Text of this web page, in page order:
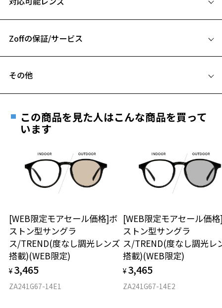
すべりにくいラバー素材はフィット感もアップ。
普段使いはもちろん、アウトドアシーンまで幅広くお使いいただけま
【使用上の注意】
■高温(60℃以上)環境や急激な温度差は変形、表面層のひび割れの原
因となります。炎天下の車内や砂浜等に放置しない様ご注意くださ
■傷をつけるような金属と一緒にしまわないようご注意ください。
品名：サングラス
レンズの材質：プラスチック(コーティング)
テンプルの材質：プラスチック
可視光線透過率：80%
紫外線透過率：0.1%以下
UV100%CUT ※ISO12312-1基準
株式会社インターメスティック
ゾフ・カスタマーサポート
B ブリッジ(鼻部分)の横幅：18mm
仕上がり寸法
D 仕上がりの横幅：約144mm
E 仕上がりの縦幅：約47mm
フレームとレンズの合計料金を知りたい方へ
Zoffの保証/サービス
安心1 フレーム１年間品質保証
日または発送日より１年間修理又は交換させて頂
きます。
※保証期間内に交換が行われた場合、保証期間は初期の期間から
延長されません。
安心2 視力測定無料
視力の変化を早めに発見するために、定期的な視
力測定をおすすめいたします。
安心3 かかり具合調整無料
その他
ご希望のお客さまは、「レンズ交換券」をお選びのうえ、
最寄りのZoff実店舗にてレンズをお買い求めください。
※サングラスやパッケージ品では「レンズ交換券」はお選び
談ください。
オンラインストアでフレームのみ購入して、
実店舗で度付きにできます
ご購入時に「レンズ交換券」をお選びいただくと、実店舗で
度数を測定のうえ、度付きレンズ（標準セットレンズ）へ無
料交換いただけます。
詳しくはこちら
この商品を見た人はこんな商品を買って
います
[WEB限定モアセール価格]ボ
ストン型サングラ
ス/TREND(度なし調光レンズ
搭載)(WEB限定)
¥ 3,465
ZA241G67-14E1
[WEB限定モアセール価
ストン型サングラ
ス/TREND(度なし調光レ
搭載)(WEB限定)
¥ 3,465
ZA241G67-14E2